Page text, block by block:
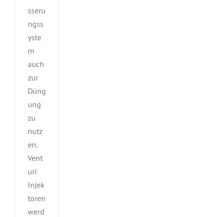
sseru
ngss
yste
m
auch
zur
Düng
ung
zu
nutz
en.
Vent
uri
Injek
toren
werd